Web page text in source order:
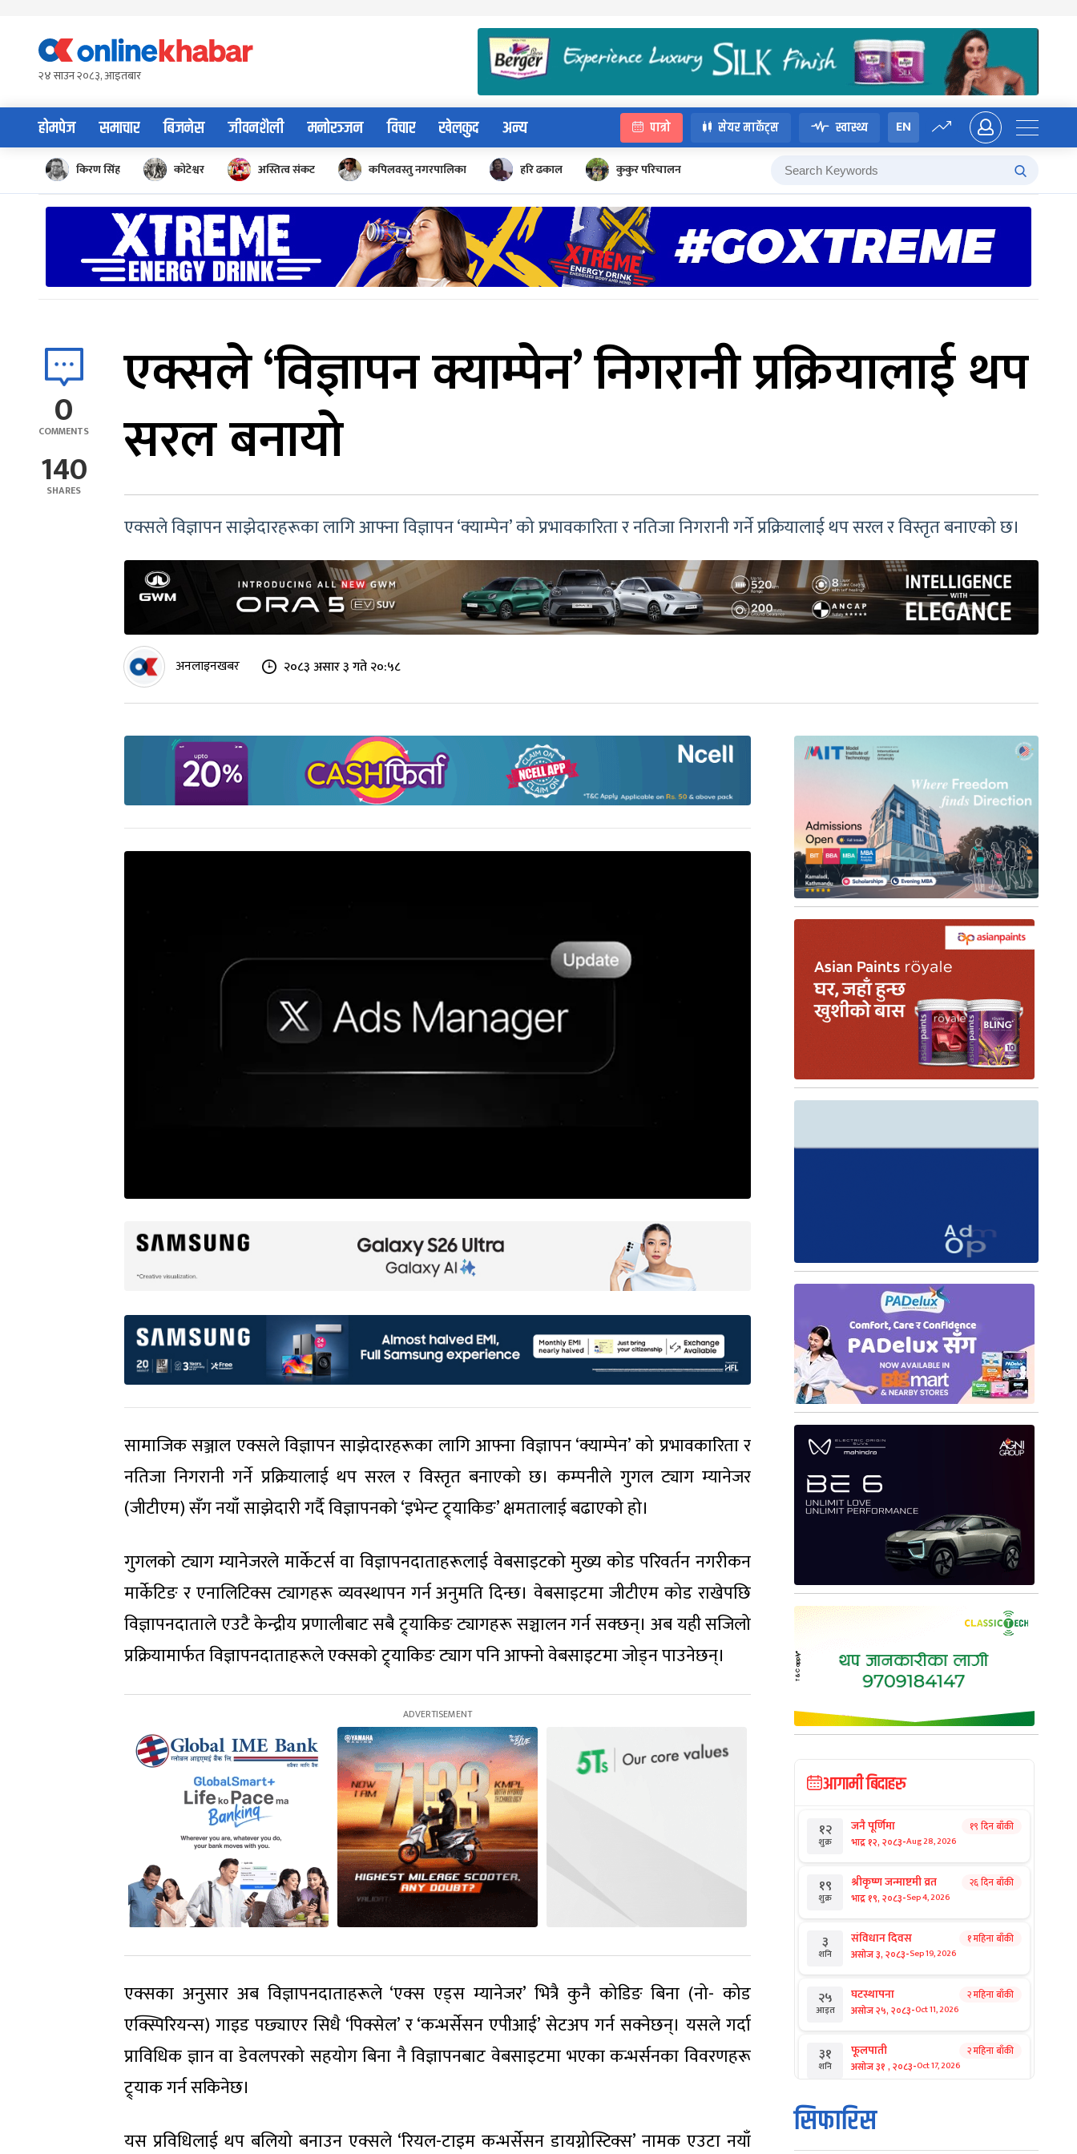
content२४ साउन २०८३, आइतबार
होमपेज समाचार बिजनेस जीवनशैली मनोरञ्जन विचार खेलकुद अन्य पात्रो सेयर मार्केट्स स्वास्थ्य EN
किरण सिंह कोटेश्वर अस्तित्व संकट कपिलवस्तु नगरपालिका हरि ढकाल कुकुर परिचालन
0
COMMENTS
140
SHARES
एक्सले ‘विज्ञापन क्याम्पेन’ निगरानी प्रक्रियालाई थप
सरल बनायाे
एक्सले विज्ञापन साझेदारहरूका लागि आफ्ना विज्ञापन ‘क्याम्पेन’ को प्रभावकारिता र नतिजा निगरानी गर्ने प्रक्रियालाई थप सरल र विस्तृत बनाएको छ।
अनलाइनखबर २०८३ असार ३ गते २०:५८
सामाजिक सञ्जाल एक्सले विज्ञापन साझेदारहरूका लागि आफ्ना विज्ञापन ‘क्याम्पेन’ को प्रभावकारिता र
नतिजा निगरानी गर्ने प्रक्रियालाई थप सरल र विस्तृत बनाएको छ। कम्पनीले गुगल ट्याग म्यानेजर
(जीटीएम) सँग नयाँ साझेदारी गर्दै विज्ञापनको ‘इभेन्ट ट्र्याकिङ’ क्षमतालाई बढाएको हो।
गुगलको ट्याग म्यानेजरले मार्केटर्स वा विज्ञापनदाताहरूलाई वेबसाइटको मुख्य कोड परिवर्तन नगरीकन
मार्केटिङ र एनालिटिक्स ट्यागहरू व्यवस्थापन गर्न अनुमति दिन्छ। वेबसाइटमा जीटीएम कोड राखेपछि
विज्ञापनदाताले एउटै केन्द्रीय प्रणालीबाट सबै ट्र्याकिङ ट्यागहरू सञ्चालन गर्न सक्छन्। अब यही सजिलो
प्रक्रियामार्फत विज्ञापनदाताहरूले एक्सको ट्र्याकिङ ट्याग पनि आफ्नो वेबसाइटमा जोड्न पाउनेछन्।
एक्सका अनुसार अब विज्ञापनदाताहरूले ‘एक्स एड्स म्यानेजर’ भित्रै कुनै कोडिङ बिना (नो- कोड
एक्स्पिरियन्स) गाइड पछ्याएर सिधै ‘पिक्सेल’ र ‘कन्भर्सेसन एपीआई’ सेटअप गर्न सक्नेछन्। यसले गर्दा
प्राविधिक ज्ञान वा डेवलपरको सहयोग बिना नै विज्ञापनबाट वेबसाइटमा भएका कन्भर्सनका विवरणहरू
ट्र्याक गर्न सकिनेछ।
यस प्रविधिलाई थप बलियो बनाउन एक्सले ‘रियल-टाइम कन्भर्सेसन डायग्नोस्टिक्स’ नामक एउटा नयाँ
आगामी बिदाहरु
१२
शुक्र
जनै पूर्णिमा
भाद्र १२, २०८३-Aug 28, 2026
१९ दिन बाँकी
१९
शुक्र
श्रीकृष्ण जन्माष्टमी व्रत
भाद्र १९, २०८३-Sep 4, 2026
२६ दिन बाँकी
३
शनि
संविधान दिवस
असोज ३, २०८३-Sep 19, 2026
१ महिना बाँकी
२५
आइत
घटस्थापना
असोज २५, २०८३-Oct 11, 2026
२ महिना बाँकी
३१
शनि
फूलपाती
असोज ३१ , २०८३-Oct 17, 2026
२ महिना बाँकी
१
आइत
कार्तिक सङ्क्रान्ति
कार्तिक १, २०८३
सिफारिस